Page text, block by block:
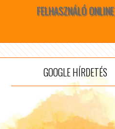
FELHASZNÁLÓ ONLINE
GOOGLE HÍRDETÉS